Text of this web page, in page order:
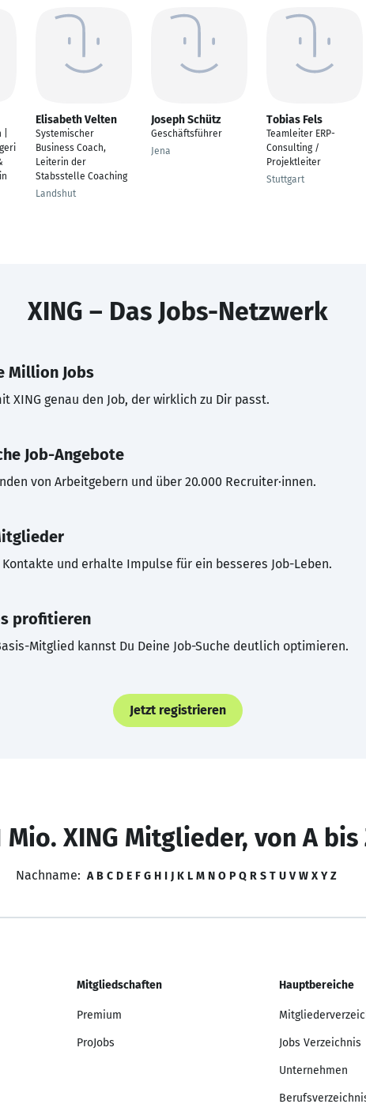
Elisabeth Velten
Systemischer
Business Coach,
Leiterin der
Stabsstelle Coaching
Landshut
Joseph Schütz
Geschäftsführer
Jena
Tobias Fels
Teamleiter ERP-
Consulting /
Projektleiter
Stuttgart
XING – Das Jobs-Netzwerk
Million Jobs
XING genau den Job, der wirklich zu Dir passt.
Job-Angebote
von Arbeitgebern und über 20.000 Recruiter·innen.
Kontakte und erhalte Impulse für ein besseres Job-Leben.
profitieren
Mitglied kannst Du Deine Job-Suche deutlich optimieren.
Jetzt registrieren
Mio. XING Mitglieder, von A bis
Nachname: A B C D E F G H I J K L M N O P Q R S T U V W X Y Z
Mitgliedschaften
Premium
ProJobs
Hauptbereiche
Jobs Verzeichnis
Unternehmen